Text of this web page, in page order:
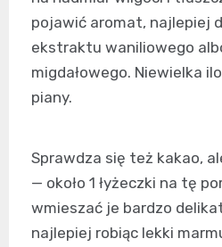
pojawić aromat, najlepiej
ekstraktu waniliowego
migdałowego. Niewielka
piany.
Sprawdza się też kakao,
— około 1 łyżeczki na tę
wmieszać je bardzo
najlepiej robiąc lekki